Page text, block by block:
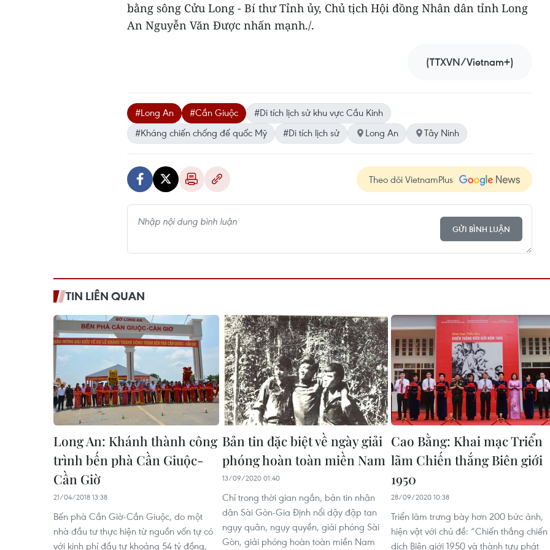
bằng sông Cửu Long - Bí thư Tỉnh ủy, Chủ tịch Hội đồng Nhân dân tỉnh Long
An Nguyễn Văn Được nhấn mạnh./.
(TTXVN/Vietnam+)
#Long An #Cần Giuộc
#Di tích lịch sử khu vực Cầu Kinh
#Kháng chiến chống đế quốc Mỹ
#Di tích lịch sử Long An Tây Ninh
Theo dõi VietnamPlus
GỬI BÌNH LUẬN
TIN LIÊN QUAN
Long An: Khánh thành công
trình bến phà Cần Giuộc-
Cần Giờ
21/04/2018 13:38
Bến phà Cần Giờ-Cần Giuộc, do một
nhà đầu tư thực hiện từ nguồn vốn tự có
với kinh phí đầu tư khoảng 54 tỷ đồng,
Bản tin đặc biệt về ngày giải
phóng hoàn toàn miền Nam
13/09/2020 01:40
Chỉ trong thời gian ngắn, bản tin nhân
dân Sài Gòn-Gia Định nổi dậy đập tan
ngụy quân, ngụy quyền, giải phóng Sài
Gòn, giải phóng hoàn toàn miền Nam
Cao Bằng: Khai mạc Triển
lãm Chiến thắng Biên giới
1950
28/09/2020 10:38
Triển lãm trưng bày hơn 200 bức ảnh,
hiện vật với chủ đề: “Chiến thắng chiến
dịch Biên giới 1950 và thành tựu phát